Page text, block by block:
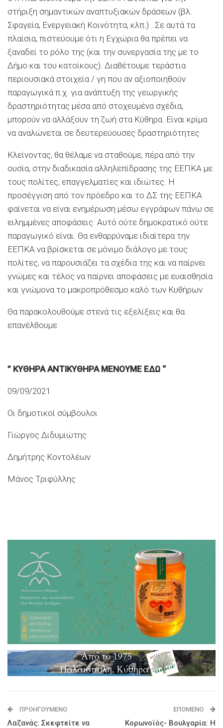
στήριξη σημαντικών αναπτυξιακών δράσεων (βλ.
Σφαγεία, Ενεργειακή Κοινότητα, κλπ.) . Σε αυτά τα
πλαίσια, πιστεύουμε ότι η Εγχώρια θα πρέπει να
ξαναδεί το ρόλο της (και την συνεργασία της με το
Δήμο και του κατοίκους). Διαθέτουμε τεράστια
περιουσιακά στοιχεία / γη που αν αξιοποιηθούν
παραγωγικά π.χ. για ανάπτυξη της γεωργικής
δραστηριότητας μέσα από στοχευμένα σχέδια,
μπορούν να αλλάξουν τη ζωή στα Κύθηρα. Είναι κρίμα
να αναλώνεται σε δευτερεύουσες δραστηριότητες
Κλείνοντας, θα θέλαμε να σταθούμε, πέρα από την
ουσία, στην διαδικασία αλληλεπίδρασης της ΕΕΠΚΑ με
τους πολίτες, επαγγελματίες και ιδιώτες. Η
προσέγγιση από τον πρόεδρο και το ΔΣ της ΕΕΠΚΑ
φαίνεται να είναι ενημέρωση μέσω εγγράφων πάνω σε
ειλημμένες αποφάσεις. Αυτό ούτε δημοκρατικό ούτε
παραγωγικό είναι. Θα ενθαρρύναμε ιδιαίτερα την
ΕΕΠΚΑ να βρίσκεται σε μόνιμο διάλογο με τους
πολίτες, να παρουσιάζει τα σχέδια της και να παίρνει
γνώμες και τέλος να παίρνει αποφάσεις με ευαισθησία
και γνώμονα το μακροπρόθεσμο καλό των Κυθήρων
Θα παρακολουθούμε στενά τις εξελίξεις και θα
επανέλθουμε
” ΚΥΘΗΡΑ ΑΝΤΙΚΥΘΗΡΑ ΜΕΝΟΥΜΕ ΕΔΩ “
09/09/2021
Οι δημοτικοί σύμβουλοι
Γιώργος Διδυμιώτης
Δημήτρης Κοντολέων
Μάνος Τριφύλλης
ΠΡΟΗΓΟΎΜΕΝΟ
Λαζανάς: Σκεφτείτε να
ΕΠΌΜΕΝΟ
Κορωνοϊός- Βουλγαρία: Η